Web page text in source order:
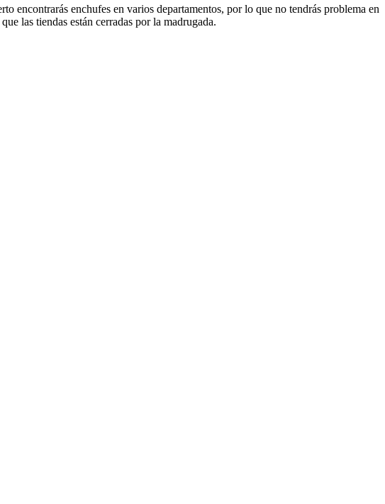
encontrarás enchufes en varios departamentos, por lo que no tendrás problema en
las tiendas están cerradas por la madrugada.